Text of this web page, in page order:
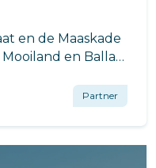
en de Maaskade
en Ballast
Partner